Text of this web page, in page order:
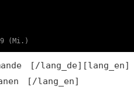
(Mi.)
[/lang_de][lang_en]
[/lang_en]